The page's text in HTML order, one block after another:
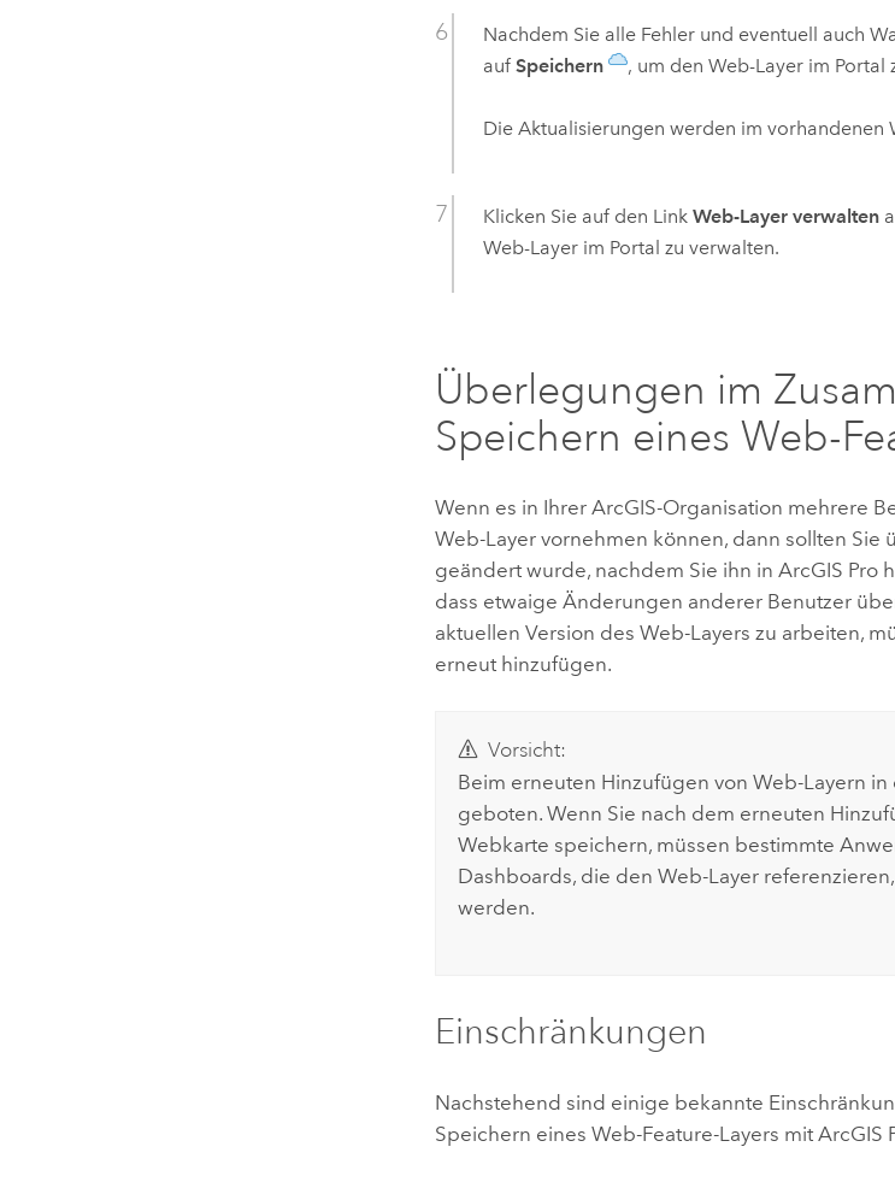
Nachdem Sie alle Fehler und eventuell auch
aufSpeichern , um den Web-Layer im Portal
Die Aktualisierungen werden im vorhandenen
Klicken Sie auf den LinkWeb-Layer verwalten
Web-Layer im Portal zu verwalten.
Überlegungen im
Speichern eines Web-
Wenn es in Ihrer ArcGIS-Organisation mehrere
Web-Layer vornehmen können, dann sollten Sie
geändert wurde, nachdem Sie ihn inArcGIS Pro
dass etwaige Änderungen anderer Benutzer
aktuellen Version des Web-Layers zu arbeiten,
erneut hinzufügen.
Vorsicht:
Beim erneuten Hinzufügen von Web-Layern
geboten. Wenn Sie nach dem erneuten
Webkarte speichern, müssen bestimmte
Dashboards, die den Web-Layer
werden.
Einschränkungen
Nachstehend sind einige bekannte
Speichern eines Web-Feature-Layers mitArcGIS